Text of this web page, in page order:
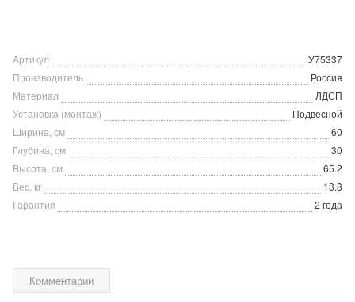
Артикул
У75337
Производитель
Россия
Материал
ЛДСП
Установка (монтаж)
Подвесной
Ширина, см
60
Глубина, см
30
Высота, см
65.2
Вес, кг
13.8
Гарантия
2 года
Комментарии